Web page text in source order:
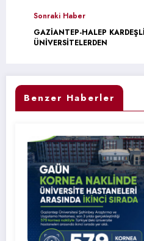
Sonraki Haber
GAZİANTEP-HALEP
ÜNİVERSİTELERDEN
Benzer Haberler